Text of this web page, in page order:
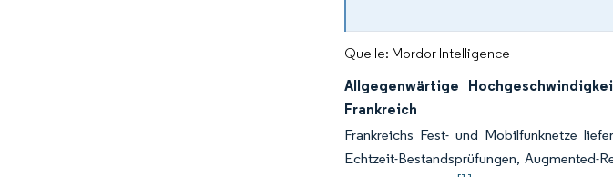
Quelle: Mordor Intelligence
Allgegenwärtige
Frankreich
Frankreichs Fest- und Mobilfunknetze
Echtzeit-Bestandsprüfungen, Augmented-